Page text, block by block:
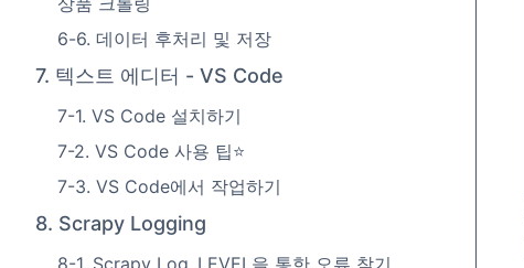
6-6. 데이터 후처리 및 저장
7. 텍스트 에디터 - VS Code
7-1. VS Code 설치하기
7-2. VS Code 사용 팁⭐
7-3. VS Code에서 작업하기
8. Scrapy Logging
8-1. Scrapy Log_LEVEL을 통한 오류 찾기